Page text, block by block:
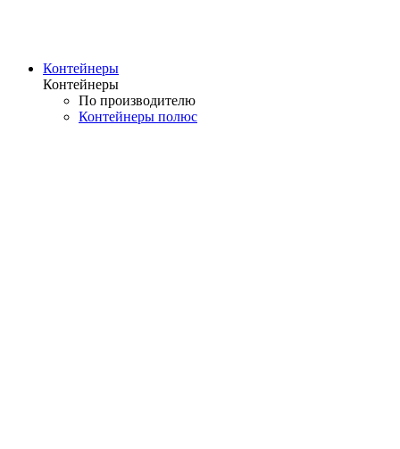
Контейнеры
Контейнеры
По производителю
Контейнеры полюс